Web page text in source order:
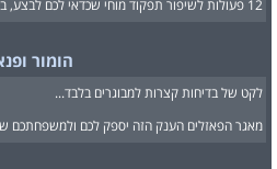
12 פעולות לשיפור תפקוד מוחי שכדאי לכם לבצע, במיוחד את 6!
הומור
לקט של בדיחות קצרות למבוגרים בלבד...
מאגר הפאזלים הענק הזה יספק לכם ולמשפחתכם